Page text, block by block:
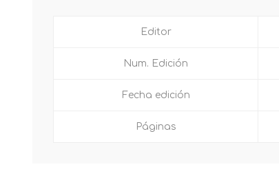
Editor
Num. Edición
Fecha edición
Páginas